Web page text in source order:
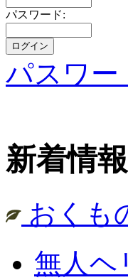
パスワード:
パスワー
新着情報
おくも
無人ヘ